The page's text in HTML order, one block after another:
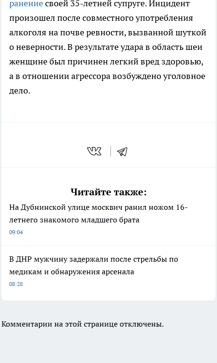
ранениесвоей 35-летней супруге. Инцидент
произошел после совместного употребления
алкоголя на почве ревности, вызванной шуткой
о неверности. В результате удара в область шеи
женщине был причинен легкий вред здоровью,
а в отношении агрессора возбуждено уголовное
дело.
Читайте также:
На Дубнинской улице москвич ранил ножом 16-
летнего знакомого младшего брата
09:04
В ДНР мужчину задержали после стрельбы по
медикам и обнаружения арсенала
08:28
Комментарии на этой странице отключены.